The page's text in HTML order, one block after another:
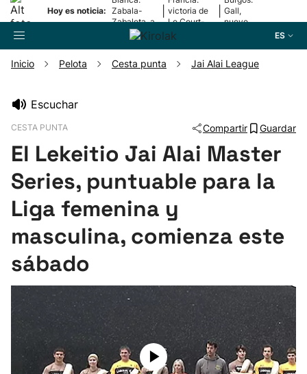
Hoy es noticia: Zabala-
Zabaleta, a
la final
victoria de
Le Court-
Pienaar
Gall,
nuevo
ES
Pelota
Remo
Ciclismo
Herri-kirolak
Balonmano
Inicio Pelota Cesta punta Jai Alai League
Escuchar
CESTA PUNTA Compartir Guardar
El Lekeitio Jai Alai Master
Series, puntuable para la
Liga femenina y
masculina, comienza este
sábado